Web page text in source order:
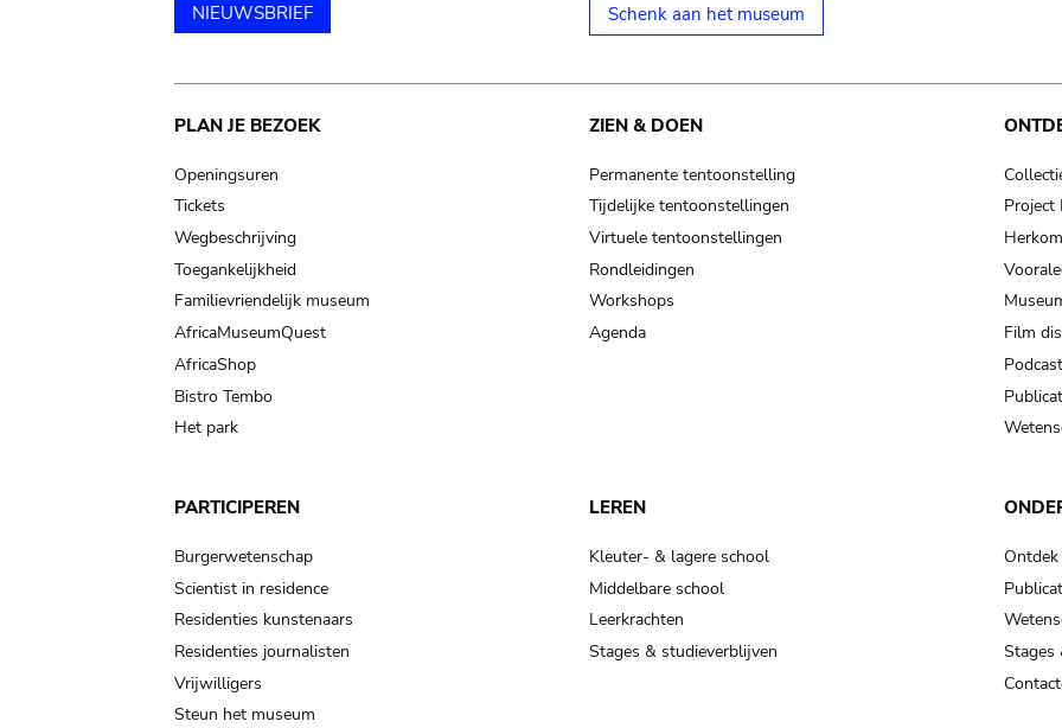
NIEUWSBRIEF Schenk aan het museum
Main
navigation
PLAN JE BEZOEK
Openingsuren
Tickets
Wegbeschrijving
Toegankelijkheid
Familievriendelijk museum
AfricaMuseumQuest
AfricaShop
Bistro Tembo
Het park
ZIEN & DOEN
Permanente tentoonstelling
Tijdelijke tentoonstellingen
Virtuele tentoonstellingen
Rondleidingen
Workshops
Agenda
Project
Film
PARTICIPEREN
Burgerwetenschap
Scientist in residence
Residenties kunstenaars
Residenties journalisten
Vrijwilligers
Steun het museum
LEREN
Kleuter- & lagere school
Middelbare school
Leerkrachten
Stages & studieverblijven
Stages